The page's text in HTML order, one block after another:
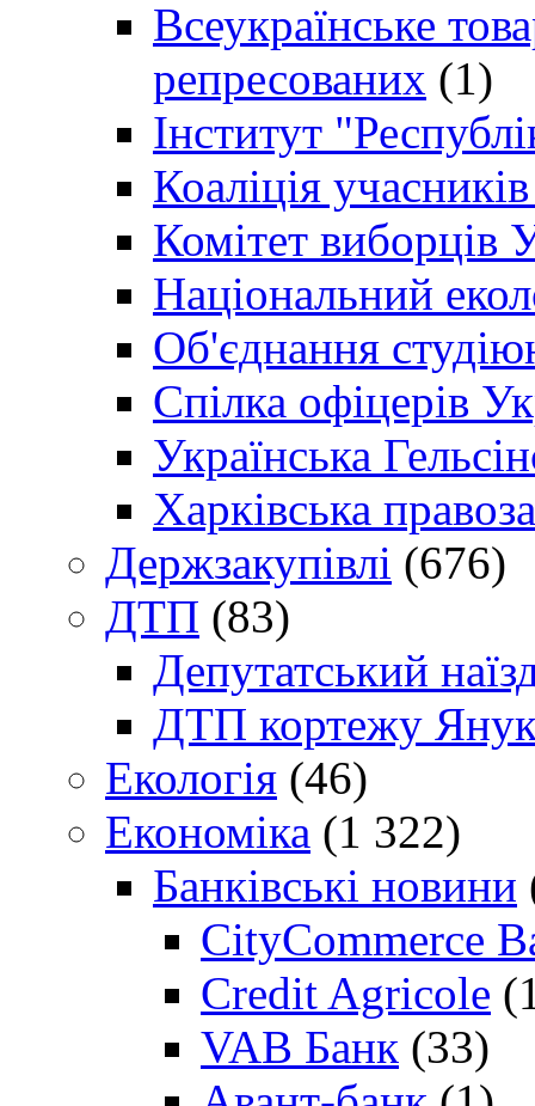
Всеукраїнське
репресованих (1)
Інститут
Коаліція
Комітет виборців
Національний
Об'єднання
Спілка офіцерів
Українська
Харківська
Держзакупівлі (676)
ДТП (83)
Депутатський
ДТП кортежу
Екологія (46)
Економіка (1 322)
Банківські новини
CityCommerce
Credit Agricole
VAB Банк (33)